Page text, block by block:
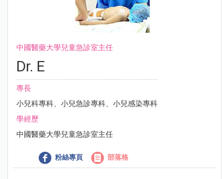
中國醫藥大學兒童急診室主任
Dr. E
專長
小兒科專科、小兒急診專科、小兒感染專科
學經歷
中國醫藥大學兒童急診室主任
粉絲專頁 部落格